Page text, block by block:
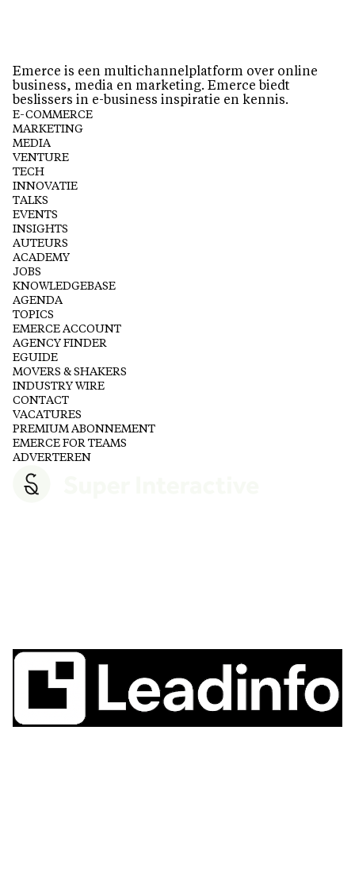
Emerce is een multichannelplatform over online
business, media en marketing. Emerce biedt
beslissers in e-business inspiratie en kennis.
E-COMMERCE
MARKETING
MEDIA
VENTURE
TECH
INNOVATIE
TALKS
EVENTS
INSIGHTS
AUTEURS
ACADEMY
JOBS
KNOWLEDGEBASE
AGENDA
TOPICS
EMERCE ACCOUNT
AGENCY FINDER
EGUIDE
MOVERS & SHAKERS
INDUSTRY WIRE
CONTACT
VACATURES
PREMIUM ABONNEMENT
EMERCE FOR TEAMS
ADVERTEREN